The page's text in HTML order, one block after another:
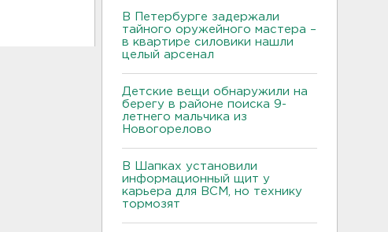
В Петербурге задержали
тайного оружейного мастера –
в квартире силовики нашли
целый арсенал
Детские вещи обнаружили на
берегу в районе поиска 9-
летнего мальчика из
Новогорелово
В Шапках установили
информационный щит у
карьера для ВСМ, но технику
тормозят